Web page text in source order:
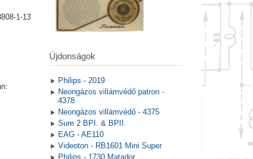
1-13
Újdonságok
Philips - 2019
Neongázos villámvédő patron -
4378
Neongázos villámvédő - 4375
Sure 2 BPI. & BPII.
EAG - AE110
Videoton - RB1601 Mini Super
Philips - 1730 Matador